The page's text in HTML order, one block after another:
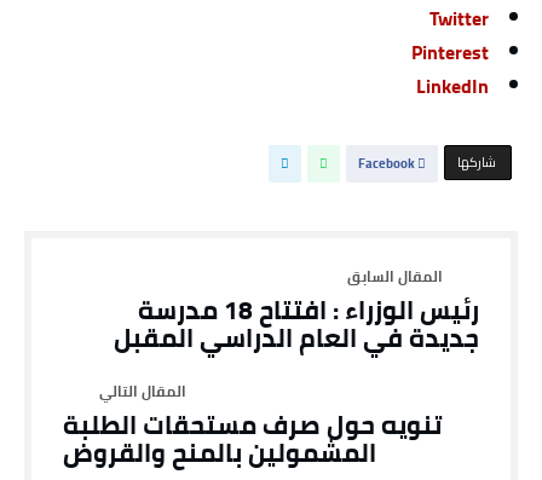
Twitter
Pinterest
LinkedIn
‫‫ شاركها‬ Facebook
رئيس الوزراء : افتتاح 18 مدرسة
جديدة في العام الدراسي المقبل
تنويه حول صرف مستحقات الطلبة
المشمولين بالمنح والقروض